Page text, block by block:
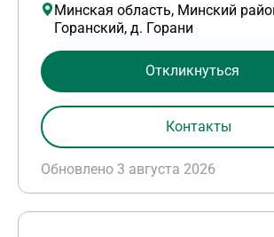
Минская область, Минский
Горанский, д. Горани
Обновлено 3 августа 2026
Откликнуться
Контакты